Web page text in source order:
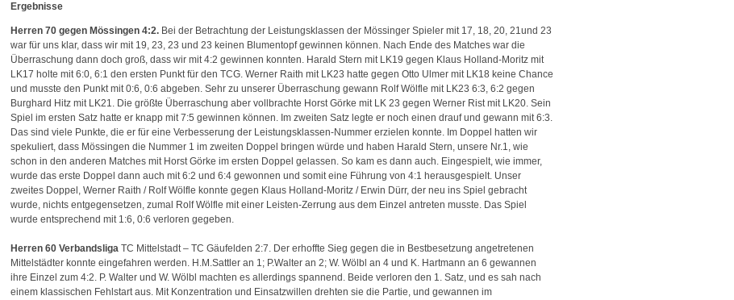
Ergebnisse
Herren 70 gegen Mössingen 4:2. Bei der Betrachtung der Leistungsklassen der Mössinger Spieler mit 17, 18, 20, 21und 23
war für uns klar, dass wir mit 19, 23, 23 und 23 keinen Blumentopf gewinnen können. Nach Ende des Matches war die
Überraschung dann doch groß, dass wir mit 4:2 gewinnen konnten. Harald Stern mit LK19 gegen Klaus Holland-Moritz mit
LK17 holte mit 6:0, 6:1 den ersten Punkt für den TCG. Werner Raith mit LK23 hatte gegen Otto Ulmer mit LK18 keine Chance
und musste den Punkt mit 0:6, 0:6 abgeben. Sehr zu unserer Überraschung gewann Rolf Wölfle mit LK23 6:3, 6:2 gegen
Burghard Hitz mit LK21. Die größte Überraschung aber vollbrachte Horst Görke mit LK 23 gegen Werner Rist mit LK20. Sein
Spiel im ersten Satz hatte er knapp mit 7:5 gewinnen können. Im zweiten Satz legte er noch einen drauf und gewann mit 6:3.
Das sind viele Punkte, die er für eine Verbesserung der Leistungsklassen-Nummer erzielen konnte. Im Doppel hatten wir
spekuliert, dass Mössingen die Nummer 1 im zweiten Doppel bringen würde und haben Harald Stern, unsere Nr.1, wie
schon in den anderen Matches mit Horst Görke im ersten Doppel gelassen. So kam es dann auch. Eingespielt, wie immer,
wurde das erste Doppel dann auch mit 6:2 und 6:4 gewonnen und somit eine Führung von 4:1 herausgespielt. Unser
zweites Doppel, Werner Raith / Rolf Wölfle konnte gegen Klaus Holland-Moritz / Erwin Dürr, der neu ins Spiel gebracht
wurde, nichts entgegensetzen, zumal Rolf Wölfle mit einer Leisten-Zerrung aus dem Einzel antreten musste. Das Spiel
wurde entsprechend mit 1:6, 0:6 verloren gegeben.
Herren 60 Verbandsliga TC Mittelstadt – TC Gäufelden 2:7. Der erhoffte Sieg gegen die in Bestbesetzung angetretenen
Mittelstädter konnte eingefahren werden. H.M.Sattler an 1; P.Walter an 2; W. Wölbl an 4 und K. Hartmann an 6 gewannen
ihre Einzel zum 4:2. P. Walter und W. Wölbl machten es allerdings spannend. Beide verloren den 1. Satz, und es sah nach
einem klassischen Fehlstart aus. Mit Konzentration und Einsatzwillen drehten sie die Partie, und gewannen im